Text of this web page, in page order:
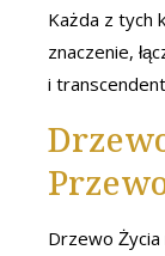
Każda z tych
znaczenie,
i
Drzewo